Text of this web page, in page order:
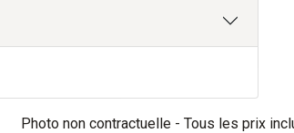
Photo non contractuelle - Tous les prix